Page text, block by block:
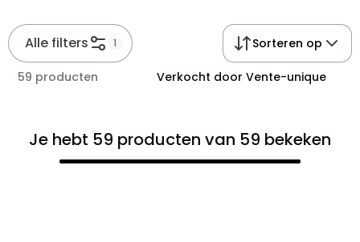
Alle filters 1 Sorteren op
59 producten Verkocht door Vente-unique
Je hebt 59 producten van 59 bekeken